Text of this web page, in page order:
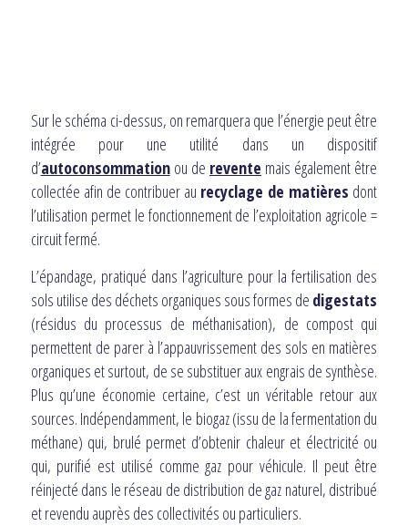
Sur le schéma ci-dessus, on remarquera que l’énergie peut être
intégrée pour une utilité dans un dispositif
d’autoconsommationou de revente mais également être
collectée afin de contribuer au recyclage de matières dont
l’utilisation permet le fonctionnement de l’exploitation agricole =
circuit fermé.
L’épandage, pratiqué dans l’agriculture pour la fertilisation des
sols utilise des déchets organiques sous formes de digestats
(résidus du processus de méthanisation), de compost qui
permettent de parer à l’appauvrissement des sols en matières
organiques et surtout, de se substituer aux engrais de synthèse.
Plus qu’une économie certaine, c’est un véritable retour aux
sources. Indépendamment, le biogaz (issu de la fermentation du
méthane) qui, brulé permet d’obtenir chaleur et électricité ou
qui, purifié est utilisé comme gaz pour véhicule. Il peut être
réinjecté dans le réseau de distribution de gaz naturel, distribué
et revendu auprès des collectivités ou particuliers.